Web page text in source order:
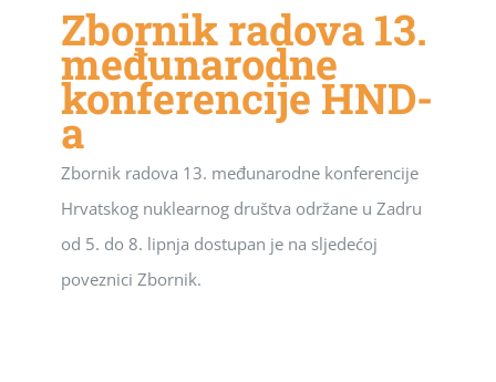
Zbornik radova 13.
međunarodne
konferencije HND-
a
Zbornik radova 13. međunarodne konferencije
Hrvatskog nuklearnog društva održane u Zadru
od 5. do 8. lipnja dostupan je na sljedećoj
poveznici Zbornik.